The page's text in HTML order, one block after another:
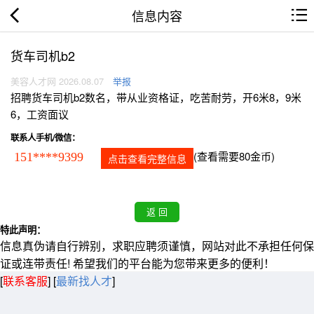
信息内容
货车司机b2
美容人才网 2026.08.07 举报
招聘货车司机b2数名，带从业资格证，吃苦耐劳，开6米8，9米
6，工资面议
联系人手机/微信：
151****9399 点击查看完整信息 (查看需要80金币)
特此声明：
信息真伪请自行辨别，求职应聘须谨慎，网站对此不承担任何保
证或连带责任! 希望我们的平台能为您带来更多的便利！
[联系客服] [最新找人才]